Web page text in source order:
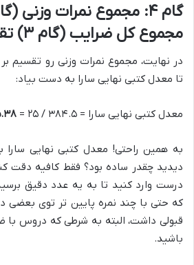
مجموع کل ضرایب (گام ۳) تقسیم کن
در نهایت، مجموع نمرات وزنی رو تقسیم
تا معدل کتبی نهایی سارا به دست بیاد:
معدل کتبی نهایی سارا = ۳۸۴.۵ / ۲۵ =
به همین راحتی! معدل کتبی نهایی سارا
دیدید چقدر ساده بود؟ فقط کافیه دقت
درست وارد کنید تا به یه عدد دقیق
که حتی با چند نمره پایین تر توی
قبولی داشت، البته به شرطی که دروس با
باشید.